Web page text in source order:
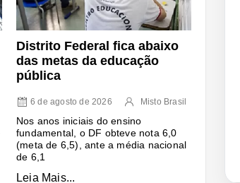
Distrito Federal fica abaixo
das metas da educação
pública
6 de agosto de 2026 Misto Brasil
Nos anos iniciais do ensino
fundamental, o DF obteve nota 6,0
(meta de 6,5), ante a média nacional
de 6,1
Leia Mais...